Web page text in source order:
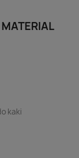
kaki